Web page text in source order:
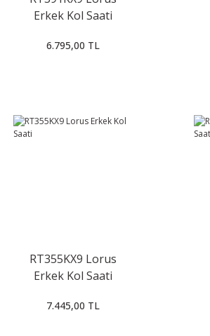
Erkek Kol Saati
6.795,00 TL
RT355KX9 Lorus
Erkek Kol Saati
7.445,00 TL